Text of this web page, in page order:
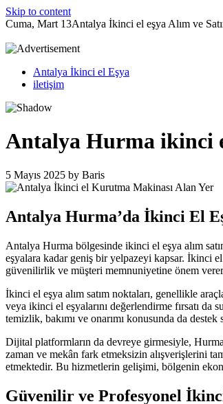
Skip to content
Cuma, Mart 13Antalya İkinci el eşya Alım ve
Antalya İkinci el Eşya
iletişim
Antalya Hurma ikinci
5 Mayıs 2025 by Baris
Antalya Hurma’da İkinci El
Antalya Hurma bölgesinde ikinci el eşya alım
eşyalara kadar geniş bir yelpazeyi kapsar. İkinci
güvenilirlik ve müşteri memnuniyetine önem
İkinci el eşya alım satım noktaları, genellikle
veya ikinci el eşyalarını değerlendirme fırsatı
temizlik, bakımı ve onarımı konusunda da
Dijital platformların da devreye girmesiyle,
zaman ve mekân fark etmeksizin alışverişlerini
etmektedir. Bu hizmetlerin gelişimi, bölgenin
Güvenilir ve Profesyonel